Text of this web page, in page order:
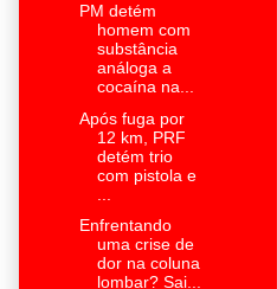
PM detém
homem com
substância
análoga a
cocaína na...
Após fuga por
12 km, PRF
detém trio
com pistola e
Enfrentando
uma crise de
dor na coluna
lombar? Sai...